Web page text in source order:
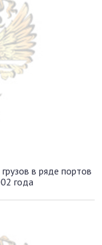
в ряде портов
года